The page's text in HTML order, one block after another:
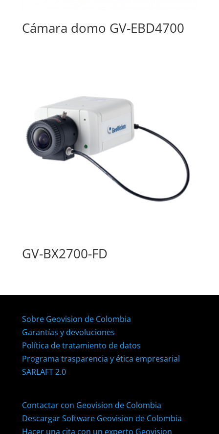
Cámara domo GV-EBD4700
GV-BX2700-FD
Sobre Geovision de Colombia
Garantías y devoluciones
Política de tratamiento de datos
Programa trasparencia y ética empresarial
SARLAFT 2.0
Contactar con Geovision de Colombia
Descargar Software Geovision de Colombia
Hacer una cita con un experto Geovision